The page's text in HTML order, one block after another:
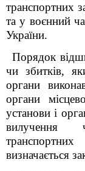
транспортних
та у воєнний
України.
Порядок
чи збитків,
органи
органи
установи і
вилучення
визначається